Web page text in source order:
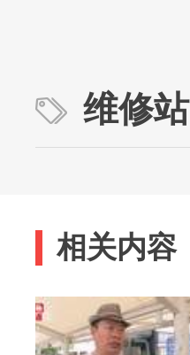
维修站
相关内容